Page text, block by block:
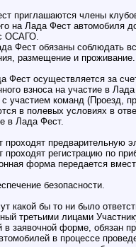
приглашаются члены
на Лада Фест автомобиля
ОСАГО.
Фест обязаны
размещение и проживание.
Фест осуществляется за
взноса на участие в
участием команд (Проезд,
в полевых условиях в
в Лада Фест.
предварительную
регистрацию по
форма передается
безопасности.
какой бы то ни было
третьими лицами
заявочной форме, обязан
в процессе